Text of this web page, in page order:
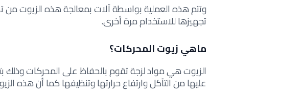
وتتم هذه العملية بواسطة آلات بمعالجة هذه الزيوت
تجهيزها للاستخدام مرة أخرى.
ماهي زيوت المحركات؟
الزيوت هي مواد لزجة تقوم بالحفاظ على المحركات وذلك
عليها من التآكل وارتفاع حرارتها وتنظيفها كما أن هذه